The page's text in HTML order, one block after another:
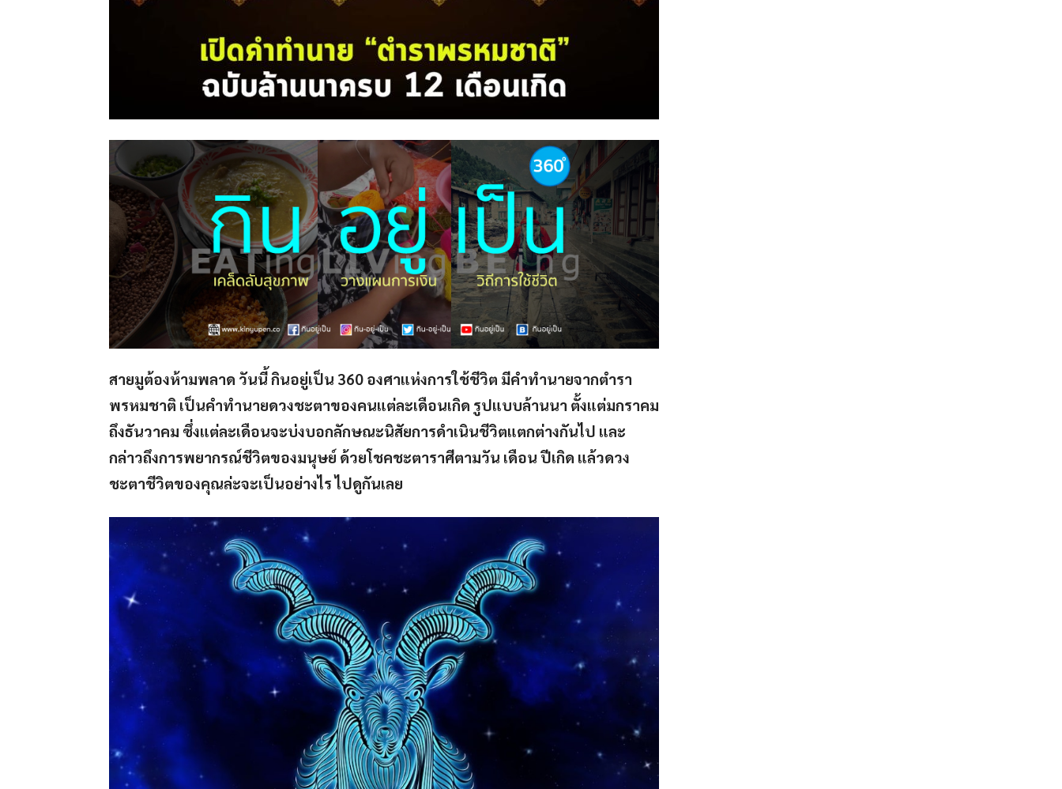
สายมูต้องห้ามพลาด วันนี้ กินอยู่เป็น 360 องศาแห่งการใช้ชีวิต มีคำทำนายจากตำรา
พรหมชาติ เป็นคำทำนายดวงชะตาของคนแต่ละเดือนเกิด รูปแบบล้านนา ตั้งแต่มกราคม
ถึงธันวาคม ซึ่งแต่ละเดือนจะบ่งบอกลักษณะนิสัยการดำเนินชีวิตแตกต่างกันไป และ
กล่าวถึงการพยากรณ์ชีวิตของมนุษย์ ด้วยโชคชะตาราศีตามวัน เดือน ปีเกิด แล้วดวง
ชะตาชีวิตของคุณล่ะจะเป็นอย่างไร ไปดูกันเลย